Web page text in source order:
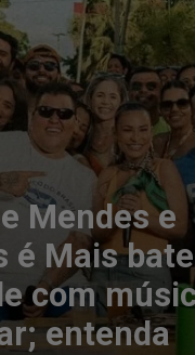
Mendes e
é Mais
com
entenda